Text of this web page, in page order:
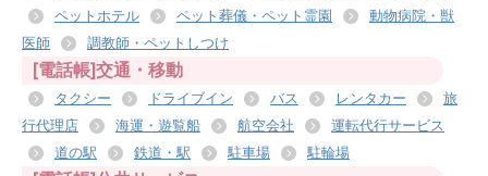
ペットホテル
ペット葬儀・ペット霊園
動物病院・獣
医師
調教師・ペットしつけ
[電話帳]交通・移動
タクシー ドライブイン バス レンタカー
旅
行代理店
海運・遊覧船 航空会社
運転代行サービス
道の駅
鉄道・駅 駐車場 駐輪場